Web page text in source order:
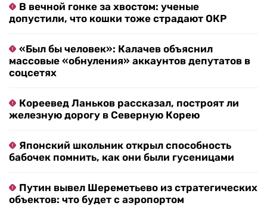
В вечной гонке за хвостом: ученые
допустили, что кошки тоже страдают ОКР
«Был бы человек»: Калачев объяснил
массовые «обнуления» аккаунтов депутатов в
соцсетях
Кореевед Ланьков рассказал, построят ли
железную дорогу в Северную Корею
Японский школьник открыл способность
бабочек помнить, как они были гусеницами
Путин вывел Шереметьево из стратегических
объектов: что будет с аэропортом